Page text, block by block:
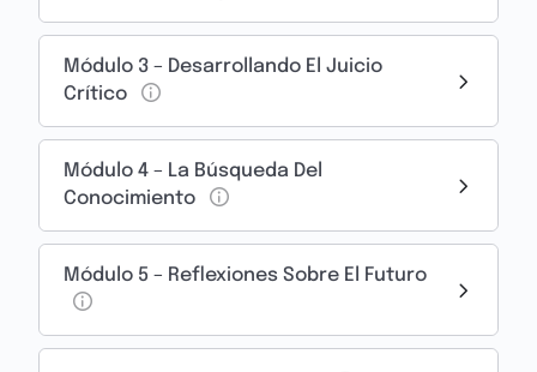
cultivar una mentalidad curiosa puede
influye la curiosidad en tu capacidad para
innovar? ¿Sabías que el enfoque profundo
puede aumentar tu productividad hasta un
500%? (Kelley & Miller, 2022). A través de teorías
aprenderás a integrar estos principios en tu
potencial?
Módulo 3 – Desarrollando El Juicio
Crítico
Módulo 4 – La Búsqueda Del
Conocimiento
Módulo 5 – Reflexiones Sobre El Futuro